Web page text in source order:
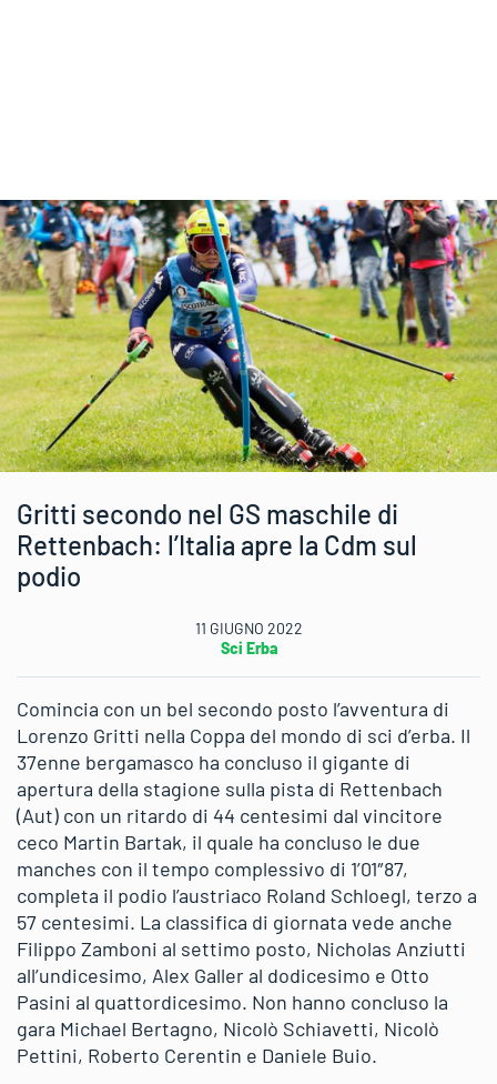
Gritti secondo nel GS maschile di
Rettenbach: l’Italia apre la Cdm sul
podio
11 GIUGNO 2022
Sci Erba
Comincia con un bel secondo posto l’avventura di
Lorenzo Gritti nella Coppa del mondo di sci d’erba. Il
37enne bergamasco ha concluso il gigante di
apertura della stagione sulla pista di Rettenbach
(Aut) con un ritardo di 44 centesimi dal vincitore
ceco Martin Bartak, il quale ha concluso le due
manches con il tempo complessivo di 1’01″87,
completa il podio l’austriaco Roland Schloegl, terzo a
57 centesimi. La classifica di giornata vede anche
Filippo Zamboni al settimo posto, Nicholas Anziutti
all’undicesimo, Alex Galler al dodicesimo e Otto
Pasini al quattordicesimo. Non hanno concluso la
gara Michael Bertagno, Nicolò Schiavetti, Nicolò
Pettini, Roberto Cerentin e Daniele Buio.